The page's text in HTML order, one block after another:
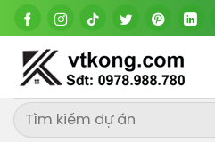
Chuyển
đến
dung